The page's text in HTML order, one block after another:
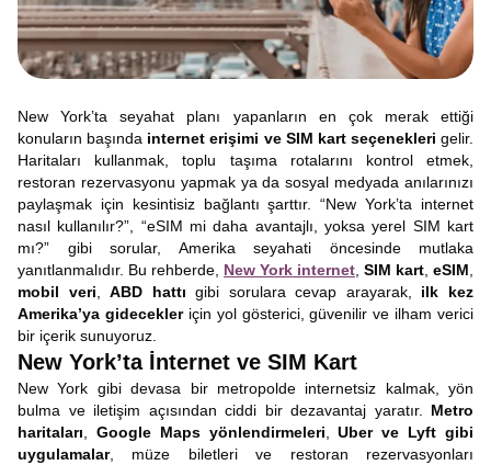
New York’ta seyahat planı yapanların en çok merak ettiği
konuların başında internet erişimi ve SIM kart seçenekleri gelir.
Haritaları kullanmak, toplu taşıma rotalarını kontrol etmek,
restoran rezervasyonu yapmak ya da sosyal medyada anılarınızı
paylaşmak için kesintisiz bağlantı şarttır. “New York’ta internet
nasıl kullanılır?”, “eSIM mi daha avantajlı, yoksa yerel SIM kart
mı?” gibi sorular, Amerika seyahati öncesinde mutlaka
yanıtlanmalıdır. Bu rehberde, New York internet SIM kart eSIM
mobil veri ,ABD hattı gibi sorulara cevap arayarak, ilk kez
Amerika’ya gidecekleriçin yol gösterici, güvenilir ve ilham verici
bir içerik sunuyoruz.
New York’ta İnternet ve SIM Kart
New York gibi devasa bir metropolde internetsiz kalmak, yön
bulma ve iletişim açısından ciddi bir dezavantaj yaratır. Metro
haritaları
Google Maps yönlendirmeleri ,Uber ve Lyft gibi
uygulamalar, müze biletleri ve restoran rezervasyonları